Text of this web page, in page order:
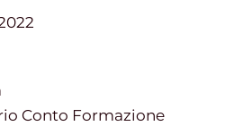
Conto Formazione